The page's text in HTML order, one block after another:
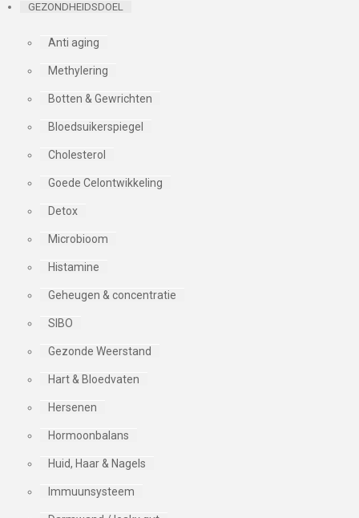
GEZONDHEIDSDOEL
Anti aging
Methylering
Botten & Gewrichten
Bloedsuikerspiegel
Cholesterol
Goede Celontwikkeling
Detox
Microbioom
Histamine
Geheugen & concentratie
SIBO
Gezonde Weerstand
Hart & Bloedvaten
Hersenen
Hormoonbalans
Huid, Haar & Nagels
Immuunsysteem